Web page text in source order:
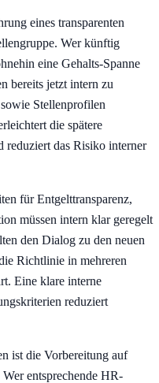
eines transparenten
Wer künftig
eine Gehalts-Spanne
bereits jetzt intern zu
sowie Stellenprofilen
die spätere
reduziert das Risiko interner
für Entgelttransparenz,
müssen intern klar geregelt
den Dialog zu den neuen
Richtlinie in mehreren
Eine klare interne
reduziert
ist die Vorbereitung auf
entsprechende HR-